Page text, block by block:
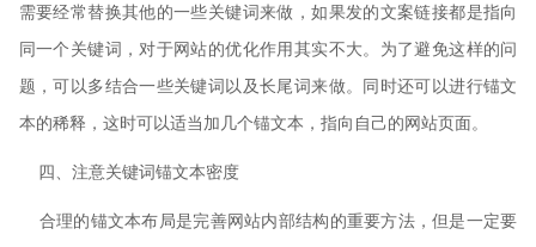
需要经常替换其他的一些关键词来做，如果发的文案链接都是指向
同一个关键词，对于网站的优化作用其实不大。为了避免这样的问
题，可以多结合一些关键词以及长尾词来做。同时还可以进行锚文
本的稀释，这时可以适当加几个锚文本，指向自己的网站页面。
四、注意关键词锚文本密度
合理的锚文本布局是完善网站内部结构的重要方法，但是一定要